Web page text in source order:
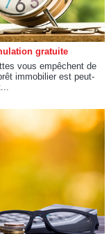
gratuite
vous empêchent de
immobilier est peut-